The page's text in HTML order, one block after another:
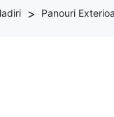
Panouri